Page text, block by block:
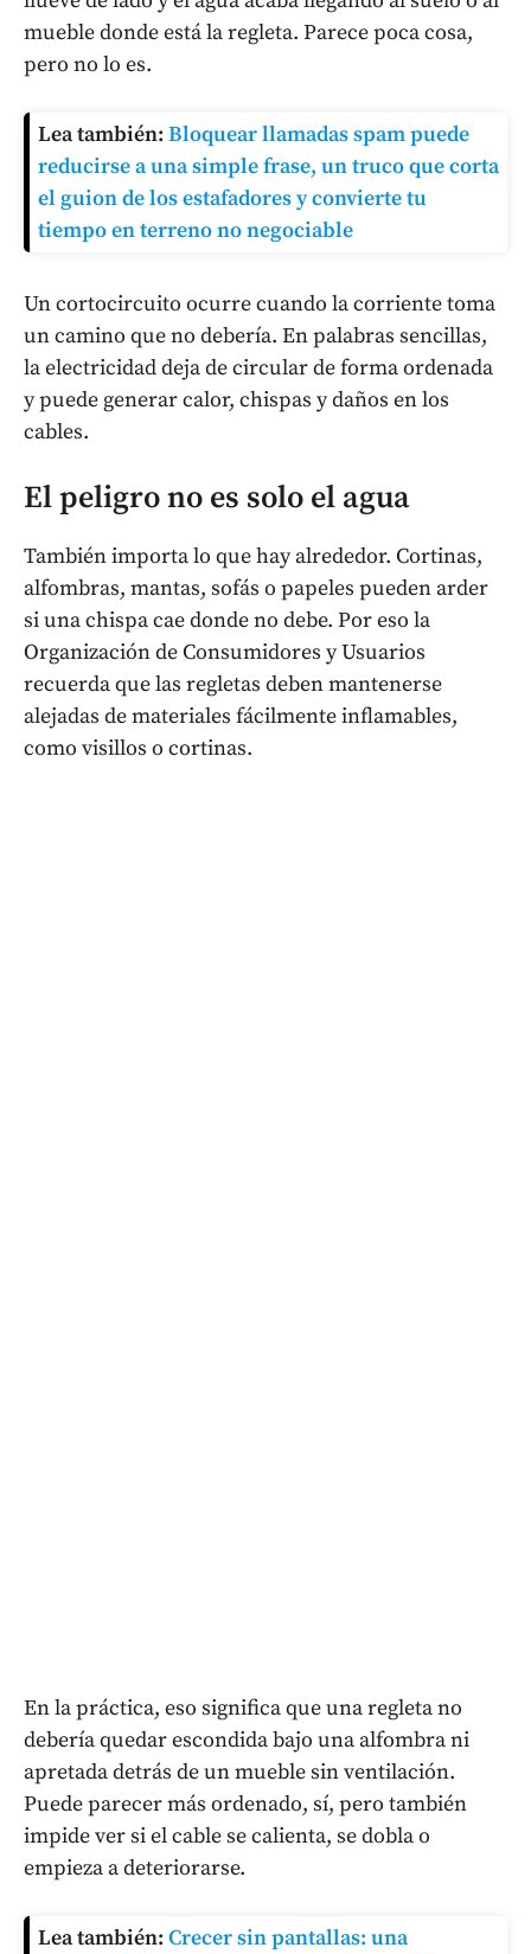
mueble donde está la regleta. Parece poca cosa,
pero no lo es.
Lea también: Bloquear llamadas spam puede
reducirse a una simple frase, un truco que corta
el guion de los estafadores y convierte tu
tiempo en terreno no negociable
Un cortocircuito ocurre cuando la corriente toma
un camino que no debería. En palabras sencillas,
la electricidad deja de circular de forma ordenada
y puede generar calor, chispas y daños en los
cables.
El peligro no es solo el agua
También importa lo que hay alrededor. Cortinas,
alfombras, mantas, sofás o papeles pueden arder
si una chispa cae donde no debe. Por eso la
Organización de Consumidores y Usuarios
recuerda que las regletas deben mantenerse
alejadas de materiales fácilmente inflamables,
como visillos o cortinas.
En la práctica, eso significa que una regleta no
debería quedar escondida bajo una alfombra ni
apretada detrás de un mueble sin ventilación.
Puede parecer más ordenado, sí, pero también
impide ver si el cable se calienta, se dobla o
empieza a deteriorarse.
Lea también: Crecer sin pantallas: una